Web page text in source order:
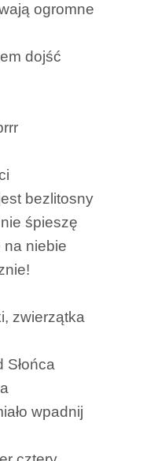
ogromne
dojść
bezlitosny
śpieszę
na niebie
zwierzątka
Słońca
wpadnij